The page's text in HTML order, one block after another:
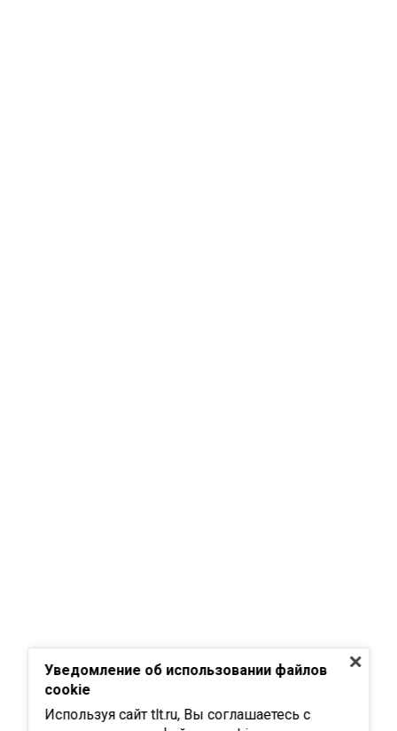
Уведомление об использовании файлов
cookie
Используя сайт tlt.ru, Вы соглашаетесь с